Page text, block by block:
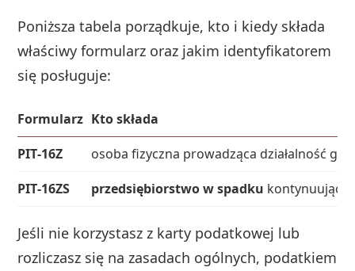
Poniższa tabela porządkuje, kto i kiedy składa
właściwy formularz oraz jakim identyfikatorem
się posługuje:
Formularz Kto składa
PIT‑16Z
osoba fizyczna prowadząca działalność
PIT‑16ZS
przedsiębiorstwo w spadku kontynuujące
Jeśli nie korzystasz z karty podatkowej lub
rozliczasz się na zasadach ogólnych, podatkiem